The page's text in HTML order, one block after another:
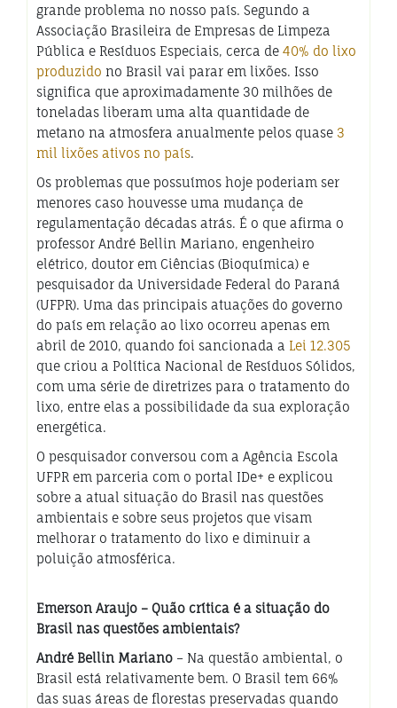
grande problema no nosso país. Segundo a
Associação Brasileira de Empresas de Limpeza
Pública e Resíduos Especiais, cerca de 40% do lixo
produzido no Brasil vai parar em lixões. Isso
significa que aproximadamente 30 milhões de
toneladas liberam uma alta quantidade de
metano na atmosfera anualmente pelos quase 3
mil lixões ativos no país.
Os problemas que possuímos hoje poderiam ser
menores caso houvesse uma mudança de
regulamentação décadas atrás. É o que afirma o
professor André Bellin Mariano, engenheiro
elétrico, doutor em Ciências (Bioquímica) e
pesquisador da Universidade Federal do Paraná
(UFPR). Uma das principais atuações do governo
do país em relação ao lixo ocorreu apenas em
abril de 2010, quando foi sancionada a Lei 12.305
que criou a Política Nacional de Resíduos Sólidos,
com uma série de diretrizes para o tratamento do
lixo, entre elas a possibilidade da sua exploração
energética.
O pesquisador conversou com a Agência Escola
UFPR em parceria com o portal IDe+ e explicou
sobre a atual situação do Brasil nas questões
ambientais e sobre seus projetos que visam
melhorar o tratamento do lixo e diminuir a
poluição atmosférica.
Emerson Araujo – Quão crítica é a situação do
Brasil nas questões ambientais?
André Bellin Mariano – Na questão ambiental, o
Brasil está relativamente bem. O Brasil tem 66%
das suas áreas de florestas preservadas quando